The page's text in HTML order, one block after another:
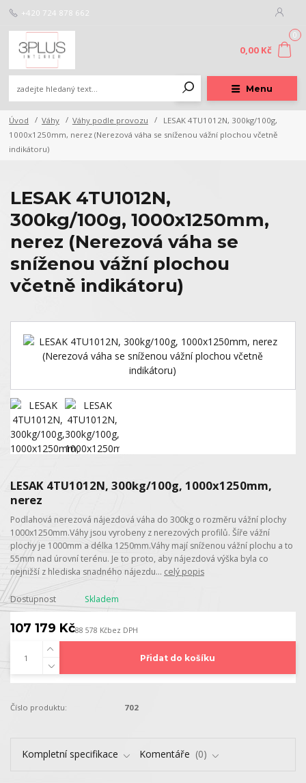
Menu
+420 724 878 662
0
0,00 Kč
Úvod Váhy Váhy podle provozu
LESAK 4TU1012N, 300kg/100g,
1000x1250mm, nerez (Nerezová váha se sníženou vážní plochou včetně
indikátoru)
LESAK 4TU1012N,
300kg/100g, 1000x1250mm,
nerez (Nerezová váha se
sníženou vážní plochou
včetně indikátoru)
LESAK 4TU1012N, 300kg/100g, 1000x1250mm,
nerez
Podlahová nerezová nájezdová váha do 300kg o rozměru vážní plochy
1000x1250mm.Váhy jsou vyrobeny z nerezových profilů. Šíře vážní
plochy je 1000mm a délka 1250mm.Váhy mají sníženou vážní plochu a to
55mm nad úrovní terénu. Je to proto, aby nájezdová výška byla co
nejnižší z hlediska snadného nájezdu... celý popis
Dostupnost Skladem
107 179 Kč88 578 Kčbez DPH
Přidat do košíku
Číslo produktu: 702
Kompletní specifikace Komentáře 0